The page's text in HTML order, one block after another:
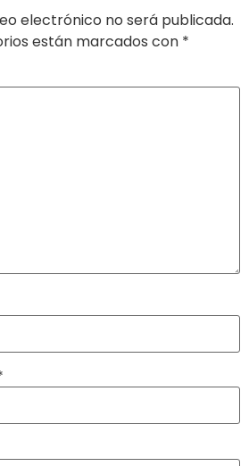
electrónico no será publicada.
están marcados con *